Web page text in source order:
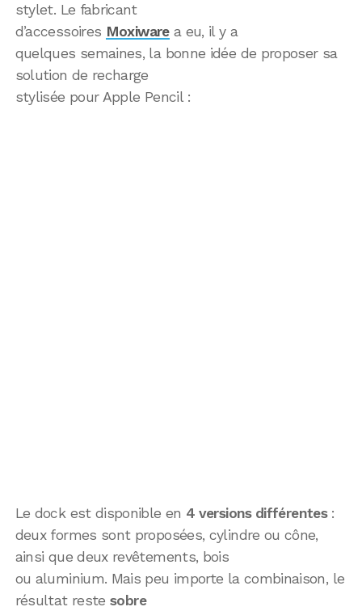
stylet. Le fabricant
d’accessoires Moxiwarea eu, il y a
quelques semaines, la bonne idée de proposer sa
solution de recharge
stylisée pour Apple Pencil :
Le dock est disponible en 4 versions différentes:
deux formes sont proposées, cylindre ou cône,
ainsi que deux revêtements, bois
ou aluminium. Mais peu importe la combinaison, le
résultat restesobre